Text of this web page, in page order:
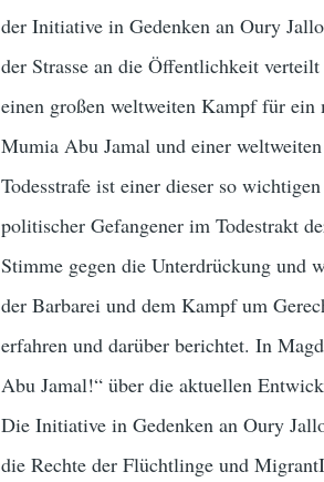
der Initiative in Gedenken an Oury
der Strasse an die Öffentlichkeit
einen großen weltweiten Kampf für
Mumia Abu Jamal und einer
Todesstrafe ist einer dieser so
politischer Gefangener im Todestrakt
Stimme gegen die Unterdrückung und
der Barbarei und dem Kampf um
erfahren und darüber berichtet. In
Abu Jamal!“ über die aktuellen
Die Initiative in Gedenken an Oury
die Rechte der Flüchtlinge und